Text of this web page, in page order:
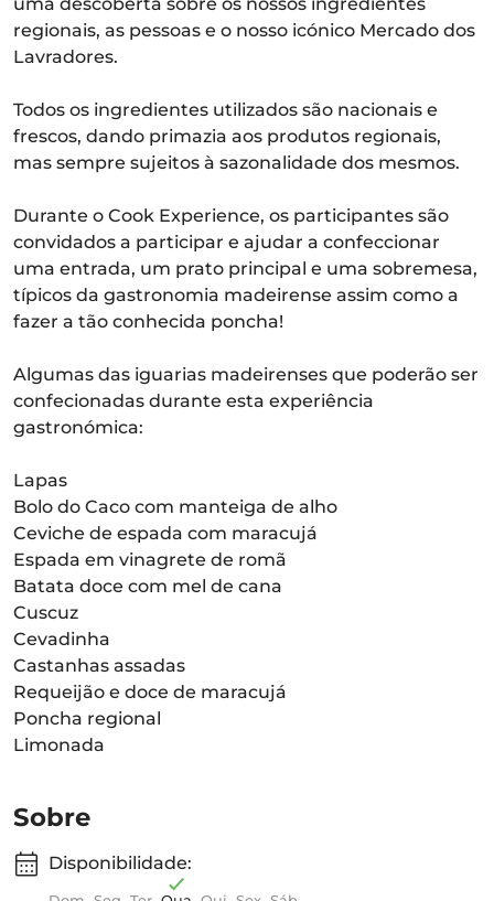
regionais, as pessoas e o nosso icónico Mercado dos
Lavradores.
Todos os ingredientes utilizados são nacionais e
frescos, dando primazia aos produtos regionais,
mas sempre sujeitos à sazonalidade dos mesmos.
Durante o Cook Experience, os participantes são
convidados a participar e ajudar a confeccionar
uma entrada, um prato principal e uma sobremesa,
típicos da gastronomia madeirense assim como a
fazer a tão conhecida poncha!
Algumas das iguarias madeirenses que poderão ser
confecionadas durante esta experiência
gastronómica:
Lapas
Bolo do Caco com manteiga de alho
Ceviche de espada com maracujá
Espada em vinagrete de romã
Batata doce com mel de cana
Cuscuz
Cevadinha
Castanhas assadas
Requeijão e doce de maracujá
Poncha regional
Limonada
Sobre
Disponibilidade: